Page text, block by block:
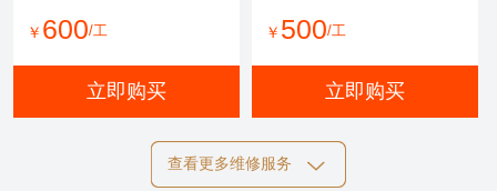
￥ 600/工
立即购买
￥ 500/工
立即购买
膜清洗
查看更多维修服务